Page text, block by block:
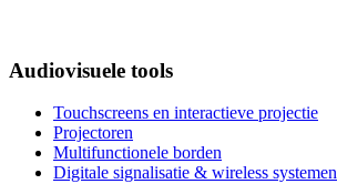
Audiovisuele tools
Touchscreens en interactieve projectie
Projectoren
Multifunctionele borden
Digitale signalisatie & wireless systemen